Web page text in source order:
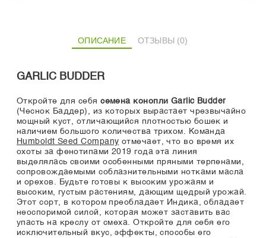
ОПИСАНИЕ ОТЗЫВЫ (0)
GARLIC BUDDER
Откройте для себясемена конопли Garlic Budder
(Чеснок Баддер), из которых вырастает чрезвычайно
мощный куст, отличающийся плотностью бошек и
наличием большого количества трихом. Команда
Humboldt Seed Company отмечает, что во время их
охоты за фенотипами 2019 года эта линия
выделялась своими особенными пряными терпенами,
сопровождаемыми соблазнительными нотками масла
и орехов. Будьте готовы к высоким урожаям и
высоким, густым растениям, дающим щедрый урожай.
Этот сорт, в котором преобладает Индика, обладает
неоспоримой силой, которая может заставить вас
упасть на креслу от смеха. Откройте для себя его
исключительный вкус, эффекты, способы его